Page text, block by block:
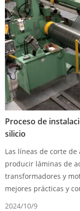
Proceso de
silicio
Las líneas de corte
producir láminas de
transformadores y
mejores prácticas y
2024/10/9